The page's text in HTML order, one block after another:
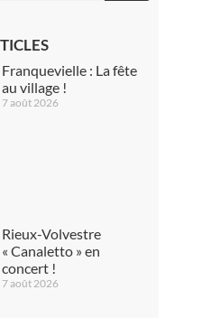
Franquevielle : La fête
au village !
7 août 2026
Rieux-Volvestre
« Canaletto » en
concert !
7 août 2026